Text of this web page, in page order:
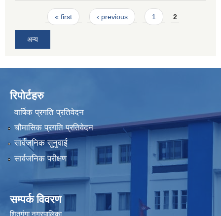
Pages« first ‹ previous 1 2
अन्य
रिपोर्टहरु
वार्षिक प्रगति प्रतिवेदन
चौमासिक प्रगति प्रतिवेदन
सार्वजनिक सुनुवाई
सार्वजनिक परीक्षण
सम्पर्क विवरण
शितगंगा नगरपालिका